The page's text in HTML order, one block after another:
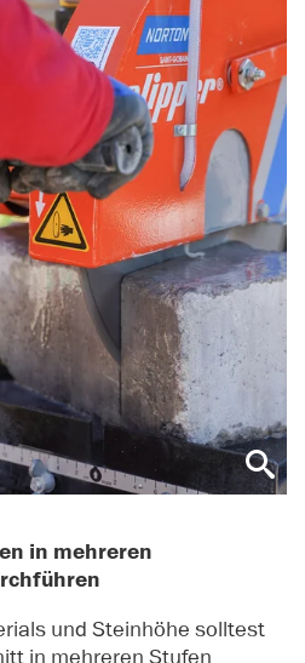
in mehreren
und Steinhöhe solltest
in mehreren Stufen